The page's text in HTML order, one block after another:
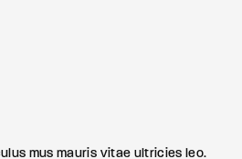
mus mauris vitae ultricies leo.